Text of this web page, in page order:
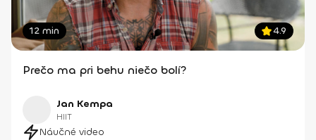
12 min 4.9
Prečo ma pri behu niečo bolí?
Jan Kempa
HIIT
Náučné video